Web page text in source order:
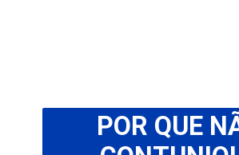
POR QUE